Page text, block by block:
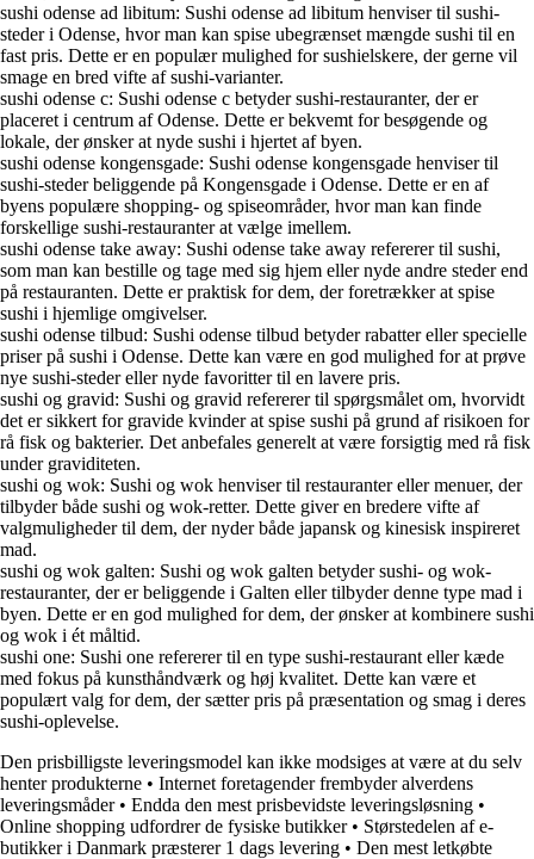
sushi odense ad libitum: Sushi odense ad libitum henviser til sushi-
steder i Odense, hvor man kan spise ubegrænset mængde sushi til en
fast pris. Dette er en populær mulighed for sushielskere, der gerne vil
smage en bred vifte af sushi-varianter.
sushi odense c: Sushi odense c betyder sushi-restauranter, der er
placeret i centrum af Odense. Dette er bekvemt for besøgende og
lokale, der ønsker at nyde sushi i hjertet af byen.
sushi odense kongensgade: Sushi odense kongensgade henviser til
sushi-steder beliggende på Kongensgade i Odense. Dette er en af
byens populære shopping- og spiseområder, hvor man kan finde
forskellige sushi-restauranter at vælge imellem.
sushi odense take away: Sushi odense take away refererer til sushi,
som man kan bestille og tage med sig hjem eller nyde andre steder end
på restauranten. Dette er praktisk for dem, der foretrækker at spise
sushi i hjemlige omgivelser.
sushi odense tilbud: Sushi odense tilbud betyder rabatter eller specielle
priser på sushi i Odense. Dette kan være en god mulighed for at prøve
nye sushi-steder eller nyde favoritter til en lavere pris.
sushi og gravid: Sushi og gravid refererer til spørgsmålet om, hvorvidt
det er sikkert for gravide kvinder at spise sushi på grund af risikoen for
rå fisk og bakterier. Det anbefales generelt at være forsigtig med rå fisk
under graviditeten.
sushi og wok: Sushi og wok henviser til restauranter eller menuer, der
tilbyder både sushi og wok-retter. Dette giver en bredere vifte af
valgmuligheder til dem, der nyder både japansk og kinesisk inspireret
mad.
sushi og wok galten: Sushi og wok galten betyder sushi- og wok-
restauranter, der er beliggende i Galten eller tilbyder denne type mad i
byen. Dette er en god mulighed for dem, der ønsker at kombinere sushi
og wok i ét måltid.
sushi one: Sushi one refererer til en type sushi-restaurant eller kæde
med fokus på kunsthåndværk og høj kvalitet. Dette kan være et
populært valg for dem, der sætter pris på præsentation og smag i deres
sushi-oplevelse.
Den prisbilligste leveringsmodel kan ikke modsiges at være at du selv
henter produkterne • Internet foretagender frembyder alverdens
leveringsmåder• Endda den mest prisbevidste leveringsløsning •
Online shopping udfordrer de fysiske butikker• Størstedelen af e-
butikker i Danmark præsterer 1 dags levering • Den mest letkøbte